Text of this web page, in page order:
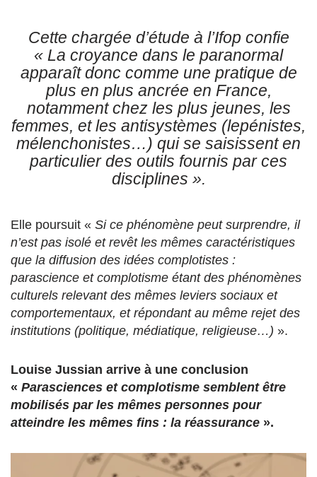
Cette chargée d’étude à l’Ifop confie
« La croyance dans le paranormal
apparaît donc comme une pratique de
plus en plus ancrée en France,
notamment chez les plus jeunes, les
femmes, et les antisystèmes (lepénistes,
mélenchonistes…) qui se saisissent en
particulier des outils fournis par ces
disciplines ».
Elle poursuit « Si ce phénomène peut surprendre, il
n’est pas isolé et revêt les mêmes caractéristiques
que la diffusion des idées complotistes :
parascience et complotisme étant des phénomènes
culturels relevant des mêmes leviers sociaux et
comportementaux, et répondant au même rejet des
institutions (politique, médiatique, religieuse…) ».
Louise Jussian arrive à une conclusion
« Parasciences et complotisme semblent être
mobilisés par les mêmes personnes pour
atteindre les mêmes fins : la réassurance ».